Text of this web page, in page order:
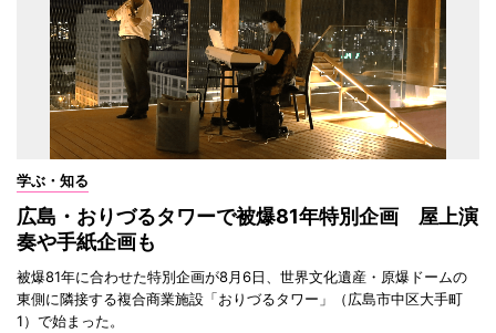
学ぶ・知る
広島・おりづるタワーで被爆81年特別企画 屋上演
奏や手紙企画も
被爆81年に合わせた特別企画が8月6日、世界文化遺産・原爆ドームの
東側に隣接する複合商業施設「おりづるタワー」（広島市中区大手町
1）で始まった。